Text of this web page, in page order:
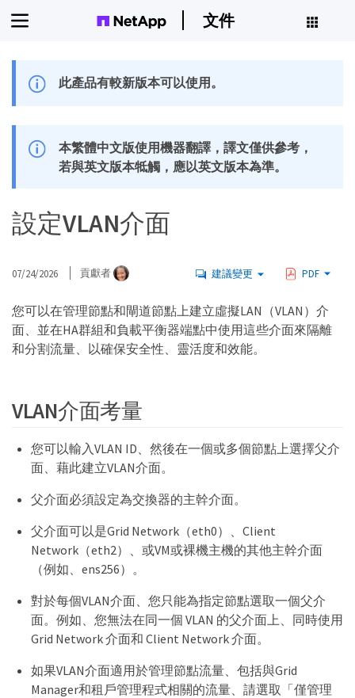
文件
此產品有較新版本可以使用。
本繁體中文版使用機器翻譯，譯文僅供參考，
若與英文版本牴觸，應以英文版本為準。
設定VLAN介面
07/24/2026 貢獻者 建議變更 PDF
您可以在管理節點和閘道節點上建立虛擬LAN（VLAN）介
面、並在HA群組和負載平衡器端點中使用這些介面來隔離
和分割流量、以確保安全性、靈活度和效能。
VLAN介面考量
您可以輸入VLAN ID、然後在一個或多個節點上選擇父介
面、藉此建立VLAN介面。
父介面必須設定為交換器的主幹介面。
父介面可以是Grid Network（eth0）、Client
Network（eth2）、或VM或裸機主機的其他主幹介面
（例如、ens256）。
對於每個VLAN介面、您只能為指定節點選取一個父介
面。例如、您無法在同一個 VLAN 的父介面上、同時使用
Grid Network 介面和 Client Network 介面。
如果VLAN介面適用於管理節點流量、包括與Grid
Manager和租戶管理程式相關的流量、請選取「僅管理